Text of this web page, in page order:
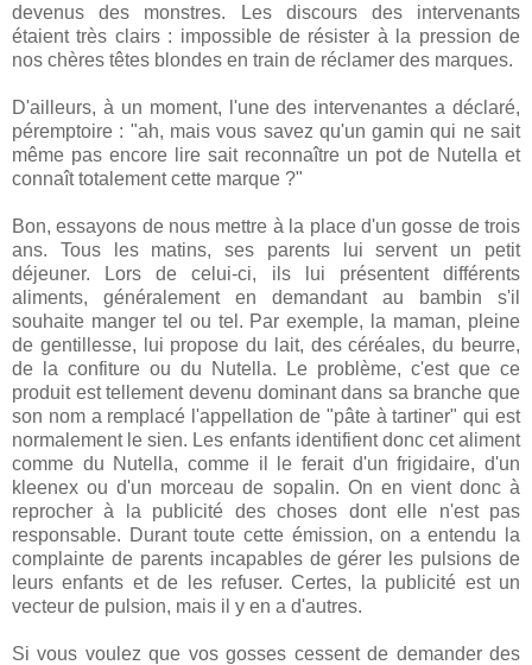
devenus des monstres. Les discours des intervenants
étaient très clairs : impossible de résister à la pression de
nos chères têtes blondes en train de réclamer des marques.
D'ailleurs, à un moment, l'une des intervenantes a déclaré,
péremptoire : "ah, mais vous savez qu'un gamin qui ne sait
même pas encore lire sait reconnaître un pot de Nutella et
connaît totalement cette marque ?"
Bon, essayons de nous mettre à la place d'un gosse de trois
ans. Tous les matins, ses parents lui servent un petit
déjeuner. Lors de celui-ci, ils lui présentent différents
aliments, généralement en demandant au bambin s'il
souhaite manger tel ou tel. Par exemple, la maman, pleine
de gentillesse, lui propose du lait, des céréales, du beurre,
de la confiture ou du Nutella. Le problème, c'est que ce
produit est tellement devenu dominant dans sa branche que
son nom a remplacé l'appellation de "pâte à tartiner" qui est
normalement le sien. Les enfants identifient donc cet aliment
comme du Nutella, comme il le ferait d'un frigidaire, d'un
kleenex ou d'un morceau de sopalin. On en vient donc à
reprocher à la publicité des choses dont elle n'est pas
responsable. Durant toute cette émission, on a entendu la
complainte de parents incapables de gérer les pulsions de
leurs enfants et de les refuser. Certes, la publicité est un
vecteur de pulsion, mais il y en a d'autres.
Si vous voulez que vos gosses cessent de demander des